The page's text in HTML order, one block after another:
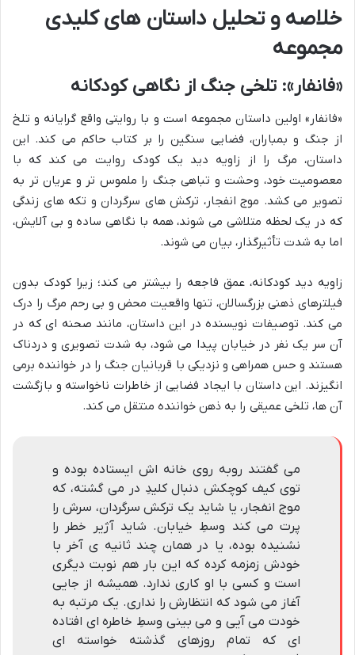
خلاصه و تحلیل داستان های کلیدی
مجموعه
«فانفار»: تلخی جنگ از نگاهی کودکانه
«فانفار» اولین داستان مجموعه است و با روایتی واقع گرایانه و تلخ
از جنگ و بمباران، فضایی سنگین را بر کتاب حاکم می کند. این
داستان، مرگ را از زاویه دید یک کودک روایت می کند که با
معصومیت خود، وحشت و تباهی جنگ را ملموس تر و عریان تر به
تصویر می کشد. موج انفجار، ترکش های سرگردان و تکه های زندگی
که در یک لحظه متلاشی می شوند، همه با نگاهی ساده و بی آلایش،
اما به شدت تأثیرگذار، بیان می شوند.
زاویه دید کودکانه، عمق فاجعه را بیشتر می کند؛ زیرا کودک بدون
فیلترهای ذهنی بزرگسالان، تنها واقعیت محض و بی رحم مرگ را درک
می کند. توصیفات نویسنده در این داستان، مانند صحنه ای که در
آن سر یک نفر در خیابان پیدا می شود، به شدت تصویری و دردناک
هستند و حس همراهی و نزدیکی با قربانیان جنگ را در خواننده برمی
انگیزند. این داستان با ایجاد فضایی از خاطرات ناخواسته و بازگشت
آن ها، تلخی عمیقی را به ذهن خواننده منتقل می کند.
می گفتند روبه روی خانه اش ایستاده بوده و
توی کیف کوچکش دنبال کلیدِ در می گشته، که
موج انفجار، یا شاید یک ترکش سرگردان، سرش را
پرت می کند وسطِ خیابان. شاید آژیر خطر را
نشنیده بوده، یا در همان چند ثانیه ی آخر با
خودش زمزمه کرده که این بار هم نوبت دیگری
است و کسی با او کاری ندارد. همیشه از جایی
آغاز می شود که انتظارش را نداری. یک مرتبه به
خودت می آیی و می بینی وسطِ خاطره ای افتاده
ای که تمام روزهای گذشته خواسته ای